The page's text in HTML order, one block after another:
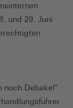
und 29. Juni
noch Debakel"